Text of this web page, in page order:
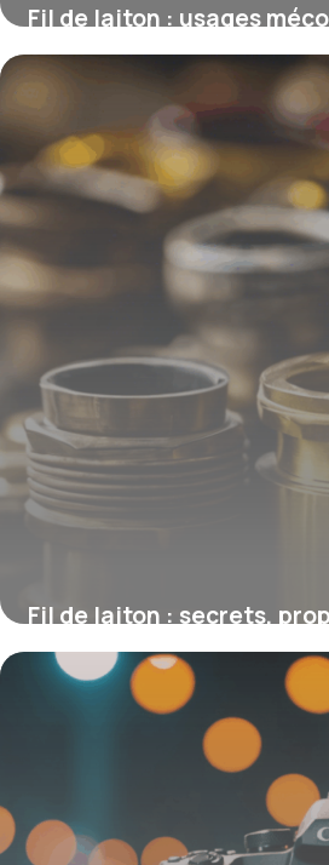
Fil de laiton : usages
de fabrication
Fil de laiton : secrets,
usages méconnus d’un
16 juin 2026